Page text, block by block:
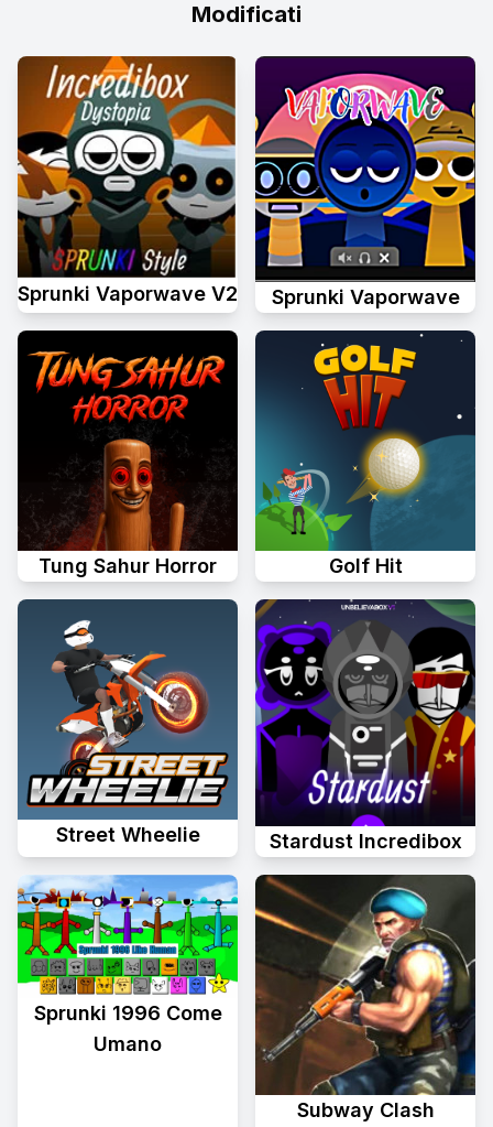
Modificati
Sprunki Vaporwave V2 Sprunki Vaporwave
Tung Sahur Horror Golf Hit
Street Wheelie Stardust Incredibox
Sprunki 1996 Come
Umano
Subway Clash